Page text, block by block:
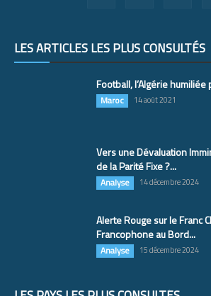
LES ARTICLES LES PLUS CONSULTÉS
Football, l’Algérie humiliée
Maroc 14 août 2021
Vers une Dévaluation
de la Parité Fixe ?...
Analyse 14 décembre 2024
Alerte Rouge sur le Franc
Francophone au Bord...
Analyse 15 décembre 2024